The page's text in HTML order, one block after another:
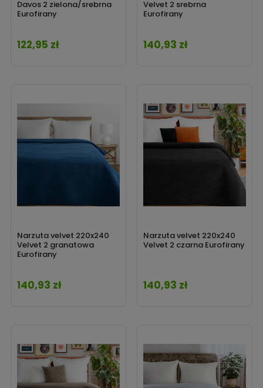
Davos 2 zielona/srebrna
Eurofirany
Cena
122,95 zł
Velvet 2 srebrna
Eurofirany
Cena
140,93 zł
Narzuta velvet 220x240
Velvet 2 granatowa
Eurofirany
Cena
140,93 zł
Narzuta velvet 220x240
Velvet 2 czarna Eurofirany
Cena
140,93 zł